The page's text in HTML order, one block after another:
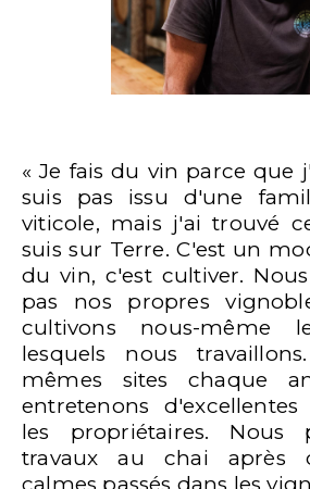
« Je fais du vin parce que
suis pas issu d'une
viticole, mais j'ai trouvé
suis sur Terre. C'est un
du vin, c'est cultiver.
pas nos propres
cultivons nous-même
lesquels nous
mêmes sites chaque
entretenons
les propriétaires. Nous
travaux au chai après
calmes passés dans les